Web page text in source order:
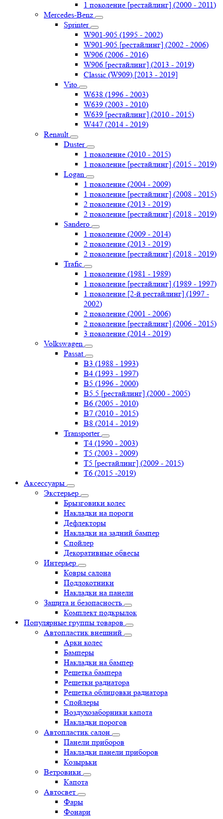
1 поколение [рестайлинг] (2000 - 2011)
Mercedes-Benz
Sprinter
W901-905 (1995 - 2002)
W901-905 [рестайлинг] (2002 - 2006)
W906 (2006 - 2016)
W906 [рестайлинг] (2013 - 2019)
Classic (W909) [2013 - 2019]
Vito
W638 (1996 - 2003)
W639 (2003 - 2010)
W639 [рестайлинг] (2010 - 2015)
W447 (2014 - 2019)
Renault
Duster
1 поколение (2010 - 2015)
1 поколение [рестайлинг] (2015 - 2019)
Logan
1 поколение (2004 - 2009)
1 поколение [рестайлинг] (2008 - 2015)
2 поколение (2013 - 2019)
2 поколение [рестайлинг] (2018 - 2019)
Sandero
1 поколение (2009 - 2014)
2 поколение (2013 - 2019)
2 поколение [рестайлинг] (2018 - 2019)
Trafic
1 поколение (1981 - 1989)
1 поколение [рестайлинг] (1989 - 1997)
1 поколение [2-й рестайлинг] (1997 -
2002)
2 поколение (2001 - 2006)
2 поколение [рестайлинг] (2006 - 2015)
3 поколение (2014 - 2019)
Volkswagen
Passat
B3 (1988 - 1993)
B4 (1993 - 1997)
B5 (1996 - 2000)
B5.5 [рестайлинг] (2000 - 2005)
B6 (2005 - 2010)
B7 (2010 - 2015)
B8 (2014 - 2019)
Transporter
Т4 (1990 - 2003)
Т5 (2003 - 2009)
Т5 [рестайлинг] (2009 - 2015)
Т6 (2015 -2019)
Аксессуары
Экстерьер
Брызговики колес
Накладки на пороги
Дефлекторы
Накладки на задний бампер
Спойлер
Декоративные обвесы
Интерьер
Ковры салона
Подлокотники
Накладки на панели
Защита и безопасность
Комплект подкрылок
Популярные группы товаров
Автопластик внешний
Арки колес
Бамперы
Накладки на бампер
Решетка бампера
Решетки радиатора
Решетка облицовки радиатора
Спойлеры
Воздухозаборники капота
Накладки порогов
Автопластик салон
Панели приборов
Накладки панели приборов
Козырьки
Ветровики
Капота
Автосвет
Фары
Фонари